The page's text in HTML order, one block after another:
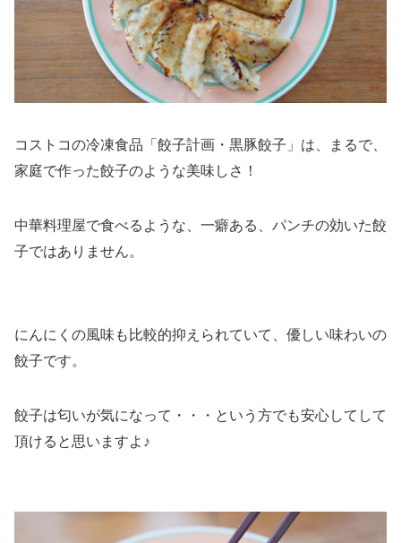
コストコの冷凍食品「餃子計画・黒豚餃子」は、まるで、
家庭で作った餃子のような美味しさ！
中華料理屋で食べるような、一癖ある、パンチの効いた餃
子ではありません。
にんにくの風味も比較的抑えられていて、優しい味わいの
餃子です。
餃子は匂いが気になって・・・という方でも安心してして
頂けると思いますよ♪